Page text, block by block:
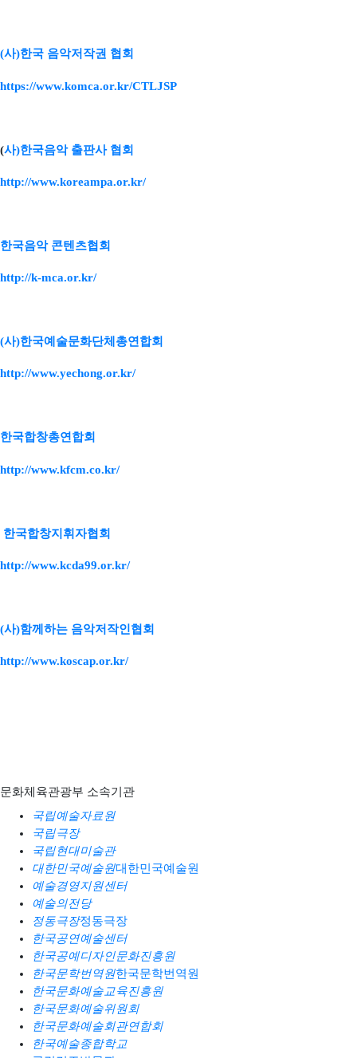
(사)한국 음악저작권 협회
https://www.komca.or.kr/CTLJSP
(사)한국음악 출판사 협회
http://www.koreampa.or.kr/
한국음악 콘텐츠협회
http://k-mca.or.kr/
(사)한국예술문화단체총연합회
http://www.yechong.or.kr/
한국합창총연합회
http://www.kfcm.co.kr/
한국합창지휘자협회
http://www.kcda99.or.kr/
(사)함께하는 음악저작인협회
http://www.koscap.or.kr/
문화체육관광부 소속기관
국립예술자료원
국립극장
국립현대미술관
대한민국예술원대한민국예술원
예술경영지원센터
예술의전당
정동극장정동극장
한국공연예술센터
한국공예디자인문화진흥원
한국문학번역원한국문학번역원
한국문화예술교육진흥원
한국문화예술위원회
한국문화예술회관연합회
한국예술종합학교